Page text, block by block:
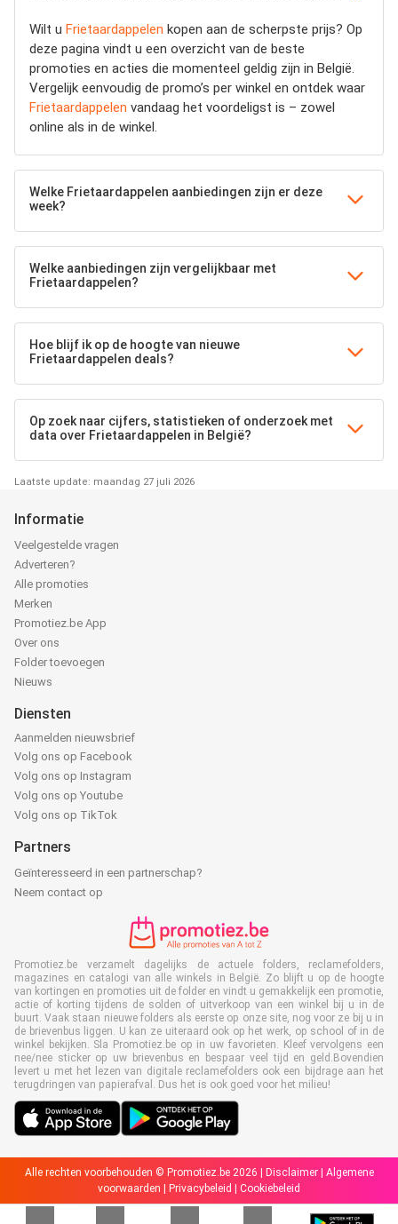
Wilt u Frietaardappelen kopen aan de scherpste prijs? Op
deze pagina vindt u een overzicht van de beste
promoties en acties die momenteel geldig zijn in België.
Vergelijk eenvoudig de promo’s per winkel en ontdek waar
Frietaardappelen vandaag het voordeligst is – zowel
online als in de winkel.
Welke Frietaardappelen aanbiedingen zijn er deze
week?
Welke aanbiedingen zijn vergelijkbaar met
Frietaardappelen?
Hoe blijf ik op de hoogte van nieuwe
Frietaardappelen deals?
Op zoek naar cijfers, statistieken of onderzoek met
data over Frietaardappelen in België?
Laatste update: maandag 27 juli 2026
Informatie
Veelgestelde vragen
Adverteren?
Alle promoties
Merken
Promotiez.be App
Over ons
Folder toevoegen
Nieuws
Diensten
Aanmelden nieuwsbrief
Volg ons op Facebook
Volg ons op Instagram
Volg ons op Youtube
Volg ons op TikTok
Partners
Geïnteresseerd in een partnerschap?
Neem contact op
Promotiez.be verzamelt dagelijks de actuele folders, reclamefolders,
magazines en catalogi van alle winkels in België. Zo blijft u op de hoogte
van kortingen en promoties uit de folder en vindt u gemakkelijk een promotie,
actie of korting tijdens de solden of uitverkoop van een winkel bij u in de
buurt. Vaak staan nieuwe folders als eerste op onze site, nog voor ze bij u in
de brievenbus liggen. U kan ze uiteraard ook op het werk, op school of in de
winkel bekijken. Sla Promotiez.be op in uw favorieten. Kleef vervolgens een
nee/nee sticker op uw brievenbus en bespaar veel tijd en geld.Bovendien
levert u met het lezen van digitale reclamefolders ook een bijdrage aan het
terugdringen van papierafval. Dus het is ook goed voor het milieu!
Alle rechten voorbehouden © Promotiez.be 2026 | Disclaimer| Algemene
voorwaarden | Privacybeleid | Cookiebeleid